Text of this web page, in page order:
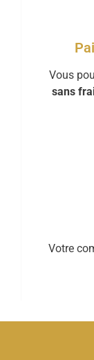
Vous
sans
Votre